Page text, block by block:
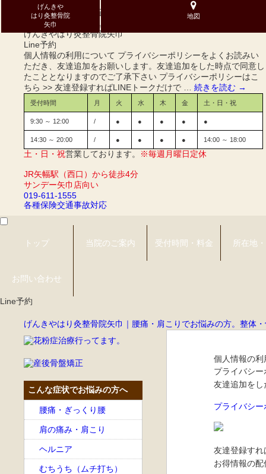
整体・手技・骨盤矯正、腰痛の症状ならげんきやはり灸整骨院矢
巾へお任せください。土・祝も営業しています！
げんきやはり灸整骨院矢巾
Line予約
個人情報の利用について プライバシーポリシーをよくお読みい
ただき、友達追加をお願いします。友達追加をした時点で同意し
たこととなりますのでご了承下さい プライバシーポリシーはこ
ちら >> 友達登録すればLINEトークだけで … 続きを読む →
受付時間 月 火 水 木 金 土・日・祝
9:30 ～ 12:00 / ● ● ● ● ●
14:30 ～ 20:00 / ● ● ● ● 14:00 ～ 18:00
土・日・祝営業しております。 ※毎週月曜日定休
JR矢幅駅（西口）から徒歩4分
サンデー矢巾店向い
019-611-1555
各種保険交通事故対応
げんきや
はり灸整骨院
矢巾
地図
トップ 当院のご案内 受付時間・料金 所在地
お問い合わせ
Line予約
げんきやはり灸整骨院矢巾｜腰痛・肩こりでお悩みの方。整体
個人情報の利
プライバシ
友達追加を
プライバシ
友達登録す
お得情報の
こんな症状でお悩みの方へ
腰痛・ぎっくり腰
肩の痛み・肩こり
ヘルニア
むちうち（ムチ打ち）